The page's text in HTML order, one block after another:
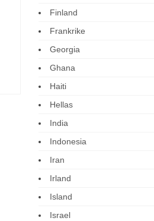
Finland
Frankrike
Georgia
Ghana
Haiti
Hellas
India
Indonesia
Iran
Irland
Island
Israel